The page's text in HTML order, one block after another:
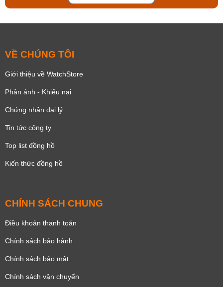
VỀ CHÚNG TÔI
Giới thiệu về WatchStore
Phản ánh - Khiếu nại
Chứng nhận đại lý
Tin tức công ty
Top list đồng hồ
Kiến thức đồng hồ
CHÍNH SÁCH CHUNG
Điều khoản thanh toán
Chính sách bảo hành
Chính sách bảo mật
Chính sách vận chuyển